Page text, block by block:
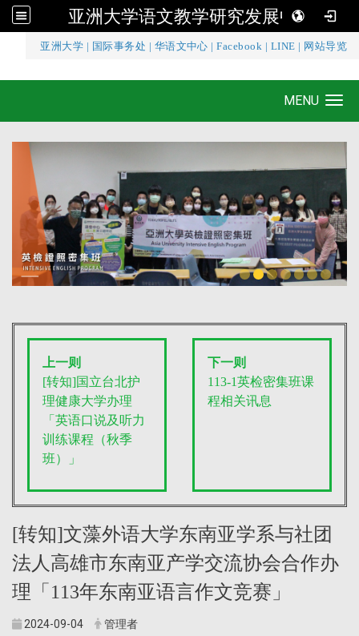
亚洲大学语文教学研究发展中心
亚洲大学 国际事务处 华语文中心 |Facebook LINE 网站导览
亚洲大学语文教学研究发展中心
MENU
上一则
[转知]国立台北护
理健康大学办理
「英语口说及听力
训练课程（秋季
班）」
下一则
113-1英检密集班课
程相关讯息
[转知]文藻外语大学东南亚学系与社团
法人高雄市东南亚产学交流协会合作办
理「113年东南亚语言作文竞赛」
2024-09-04 管理者